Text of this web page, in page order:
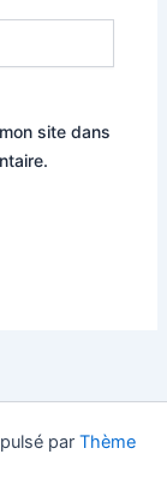
site dans
par Thème